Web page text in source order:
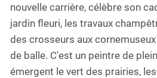
nouvelle carrière, célèbre son
jardin fleuri, les travaux
des crosseurs aux
de balle. C'est un peintre de
émergent le vert des prairies,